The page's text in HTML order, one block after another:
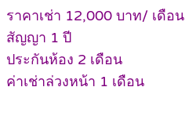
ราคาเช่า 12,000 บาท/ เดือน
สัญญา 1 ปี
ประกันห้อง 2 เดือน
ค่าเช่าล่วงหน้า 1 เดือน